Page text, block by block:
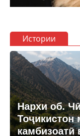
Истории
Нархи об.
Тоҷикистон
камбизоатӣ